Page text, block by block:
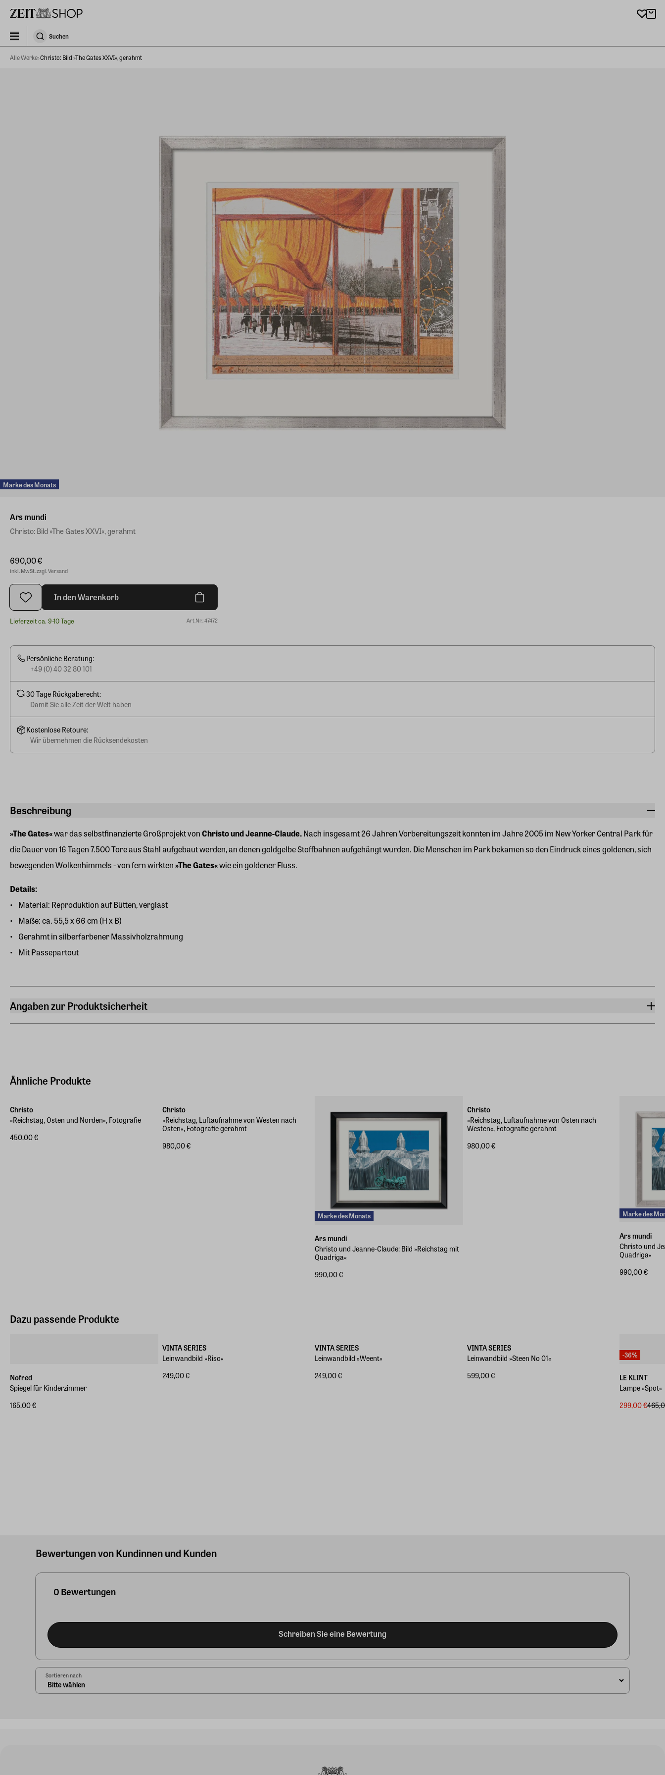
zeit_storefront.components.search.collapsed
SuchenSuchen
Alle Werke Christo: Bild »The Gates XXVI«, gerahmt
Marke des Monats
Beschreibung
»The Gates«war das selbstfinanzierte Großprojekt vonChristo und Jeanne-Claude.Nach insgesamt 26 Jahren Vorbereitungszeit konnten im Jahre 2005 im New Yorker Central Park für
die Dauer von 16 Tagen 7.500 Tore aus Stahl aufgebaut werden, an denen goldgelbe Stoffbahnen aufgehängt wurden. Die Menschen im Park bekamen so den Eindruck eines goldenen, sich
bewegenden Wolkenhimmels - von fern wirkten»The Gates«wie ein goldener Fluss.
Details:
Material: Reproduktion auf Bütten, verglast
Maße: ca. 55,5 x 66 cm (H x B)
Gerahmt in silberfarbener Massivholzrahmung
Mit Passepartout
Angaben zur Produktsicherheit
Deutschland (EU)
info@arsmundi.de
Ars mundi
Christo: Bild »The Gates XXVI«, gerahmt
690,00 €
inkl. MwSt. zzgl. Versand
In den Warenkorb
Lieferzeit ca. 9-10 Tage Art.Nr.: 47472
Persönliche Beratung:
+49 (0) 40 32 80 101
30 Tage Rückgaberecht:
Damit Sie alle Zeit der Welt haben
Kostenlose Retoure:
Wir übernehmen die Rücksendekosten
Ähnliche Produkte
Christo
»Reichstag, Osten und Norden«, Fotografie
450,00 €
Christo
»Reichstag, Luftaufnahme von Westen nach
Osten«, Fotografie gerahmt
980,00 €
Marke des Monats
Ars mundi
Christo und Jeanne-Claude: Bild »Reichstag mit
Quadriga«
990,00 €
Christo
»Reichstag, Luftaufnahme von Osten nach
Westen«, Fotografie gerahmt
980,00 €
Marke des
Ars mundi
Christo und
Quadriga«
990,00 €
Dazu passende Produkte
Nofred
Spiegel für Kinderzimmer
165,00 €
VINTA SERIES
Leinwandbild »Riso«
249,00 €
VINTA SERIES
Leinwandbild »Weent«
249,00 €
VINTA SERIES
Leinwandbild »Steen No 01«
599,00 €
-36%
LE KLINT
Lampe »Spot«
299,00 €
Bewertungen von Kundinnen und Kunden
0 Bewertungen
Schreiben Sie eine Bewertung
Sortieren nach